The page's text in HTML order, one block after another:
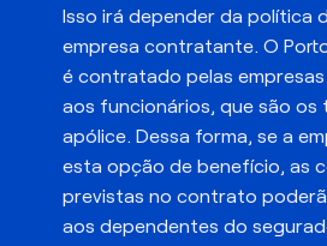
Isso irá depender da política
empresa contratante. O
é contratado pelas
aos funcionários, que são os
apólice. Dessa forma, se a
esta opção de benefício, as
previstas no contrato
aos dependentes do